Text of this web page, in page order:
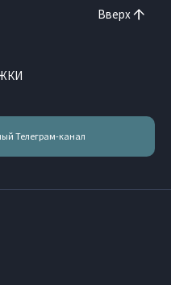
Вверх
Телеграм-канал